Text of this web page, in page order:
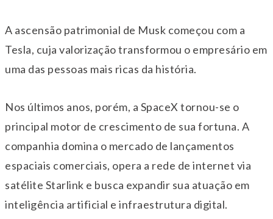
A ascensão patrimonial de Musk começou com a
Tesla, cuja valorização transformou o empresário em
uma das pessoas mais ricas da história.
Nos últimos anos, porém, a SpaceX tornou-se o
principal motor de crescimento de sua fortuna. A
companhia domina o mercado de lançamentos
espaciais comerciais, opera a rede de internet via
satélite Starlink e busca expandir sua atuação em
inteligência artificial e infraestrutura digital.